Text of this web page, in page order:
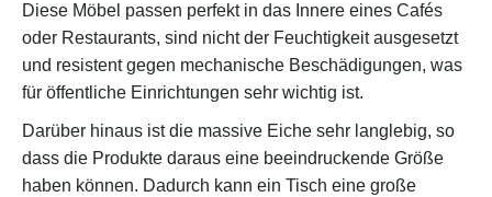
Diese Möbel passen perfekt in das Innere eines Cafés
oder Restaurants, sind nicht der Feuchtigkeit ausgesetzt
und resistent gegen mechanische Beschädigungen, was
für öffentliche Einrichtungen sehr wichtig ist.
Darüber hinaus ist die massive Eiche sehr langlebig, so
dass die Produkte daraus eine beeindruckende Größe
haben können. Dadurch kann ein Tisch eine große